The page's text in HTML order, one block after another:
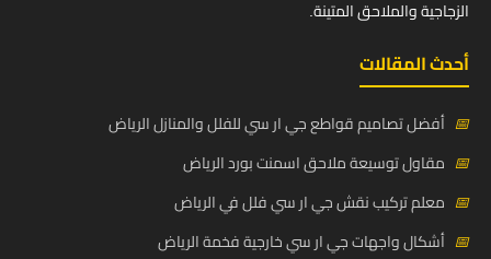
الزجاجية والملاحق المتينة.
أحدث المقالات
📅 أفضل تصاميم قواطع جي ار سي للفلل والمنازل الرياض
📅 مقاول توسيعة ملاحق اسمنت بورد الرياض
📅 معلم تركيب نقش جي ار سي فلل في الرياض
📅 أشكال واجهات جي ار سي خارجية فخمة الرياض